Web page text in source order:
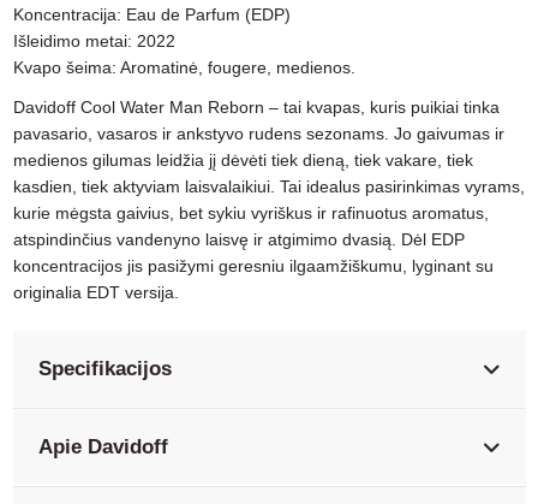
Koncentracija: Eau de Parfum (EDP)
Išleidimo metai: 2022
Kvapo šeima: Aromatinė, fougere, medienos.
Davidoff Cool Water Man Reborn – tai kvapas, kuris puikiai tinka
pavasario, vasaros ir ankstyvo rudens sezonams. Jo gaivumas ir
medienos gilumas leidžia jį dėvėti tiek dieną, tiek vakare, tiek
kasdien, tiek aktyviam laisvalaikiui. Tai idealus pasirinkimas vyrams,
kurie mėgsta gaivius, bet sykiu vyriškus ir rafinuotus aromatus,
atspindinčius vandenyno laisvę ir atgimimo dvasią. Dėl EDP
koncentracijos jis pasižymi geresniu ilgaamžiškumu, lyginant su
originalia EDT versija.
Specifikacijos
Apie Davidoff